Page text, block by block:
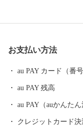
お支払い方法
au PAY カード（番
au PAY 残高
au PAY（auかんた
クレジットカード決